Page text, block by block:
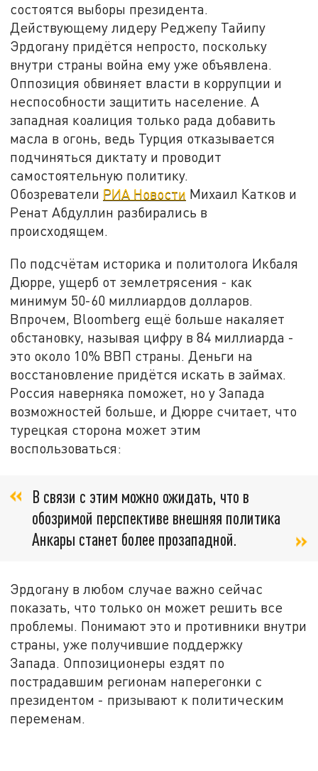
состоятся выборы президента.
Действующему лидеру Реджепу Тайипу
Эрдогану придётся непросто, поскольку
внутри страны война ему уже объявлена.
Оппозиция обвиняет власти в коррупции и
неспособности защитить население. А
западная коалиция только рада добавить
масла в огонь, ведь Турция отказывается
подчиняться диктату и проводит
самостоятельную политику.
Обозреватели РИА Новости Михаил Катков и
Ренат Абдуллин разбирались в
происходящем.
По подсчётам историка и политолога Икбаля
Дюрре, ущерб от землетрясения - как
минимум 50-60 миллиардов долларов.
Впрочем, Bloomberg ещё больше накаляет
обстановку, называя цифру в 84 миллиарда -
это около 10% ВВП страны. Деньги на
восстановление придётся искать в займах.
Россия наверняка поможет, но у Запада
возможностей больше, и Дюрре считает, что
турецкая сторона может этим
воспользоваться:
В связи с этим можно ожидать, что в
обозримой перспективе внешняя политика
Анкары станет более прозападной.
Эрдогану в любом случае важно сейчас
показать, что только он может решить все
проблемы. Понимают это и противники внутри
страны, уже получившие поддержку
Запада. Оппозиционеры ездят по
пострадавшим регионам наперегонки с
президентом - призывают к политическим
переменам.